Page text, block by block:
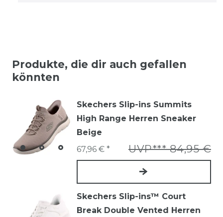
Produkte, die dir auch gefallen
könnten
Skechers Slip-ins Summits
High Range Herren Sneaker
Beige
UVP*** 84,95 €
67,96 € *
Skechers Slip-ins™ Court
Break Double Vented Herren